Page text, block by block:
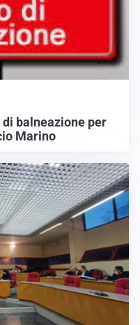
balneazione per
Marino